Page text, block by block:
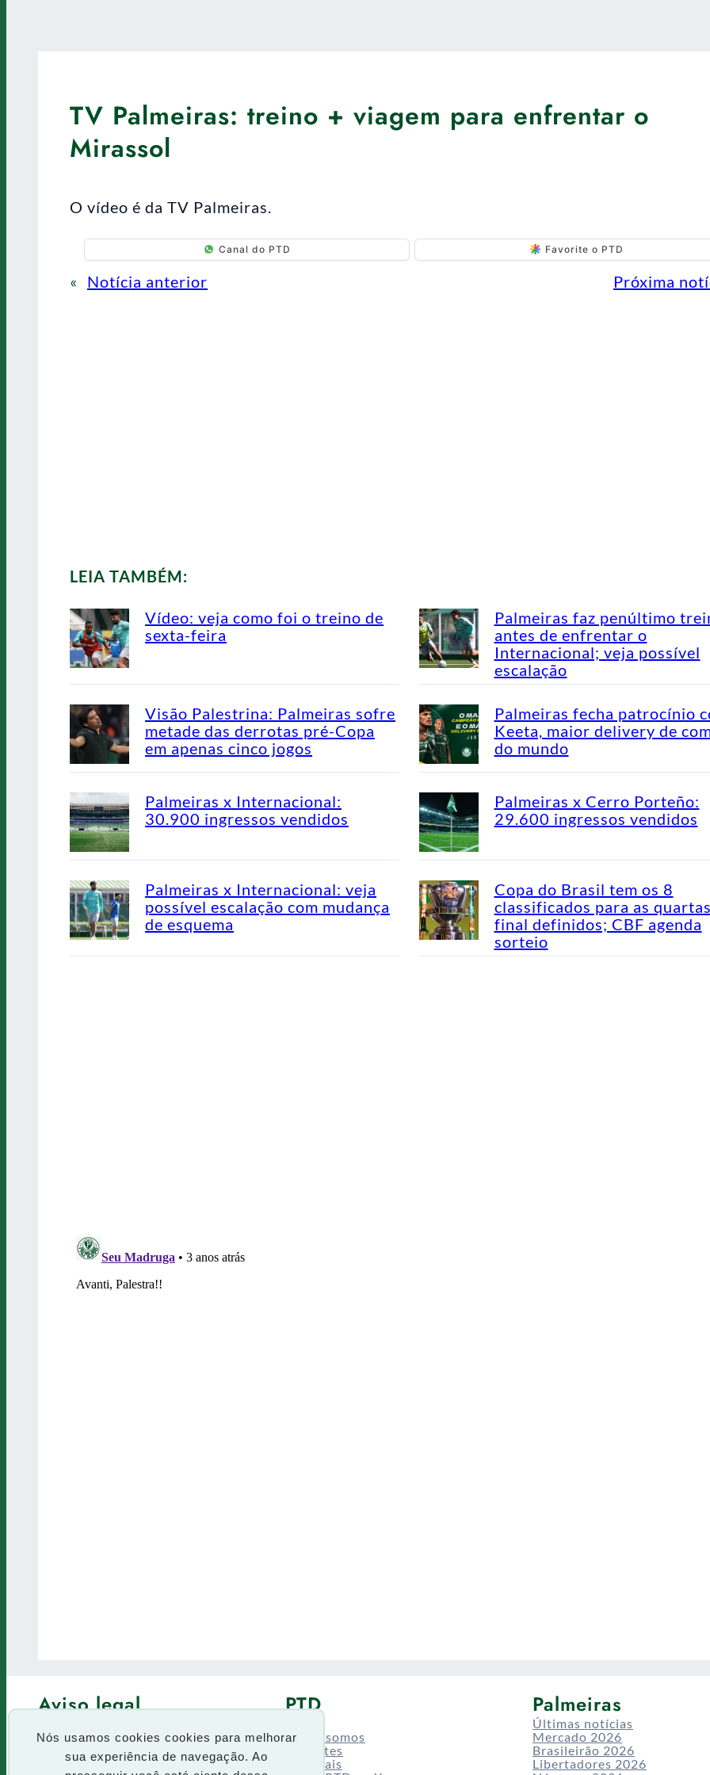
Nós usamos cookies cookies para melhorar
sua experiência de navegação. Ao
TV Palmeiras: treino + viagem para enfrentar o
Mirassol
O vídeo é da TV Palmeiras.
Canal do PTD Favorite o PTD
« Notícia anterior Próxima
LEIA TAMBÉM:
Vídeo: veja como foi o treino de
sexta-feira
Palmeiras faz penúltimo
antes de enfrentar o
Internacional; veja possível
escalação
Visão Palestrina: Palmeiras sofre
metade das derrotas pré-Copa
em apenas cinco jogos
Palmeiras fecha patrocínio
Keeta, maior delivery de
do mundo
Palmeiras x Internacional:
30.900 ingressos vendidos
Palmeiras x Cerro Porteño:
29.600 ingressos vendidos
Palmeiras x Internacional: veja
possível escalação com mudança
de esquema
Copa do Brasil tem os 8
classificados para as
final definidos; CBF agenda
sorteio
Aviso legal
Termos de uso
PTD
Quem somos
Enquetes
Especiais
Palmeiras
Últimas notícias
Mercado 2026
Brasileirão 2026
Libertadores 2026